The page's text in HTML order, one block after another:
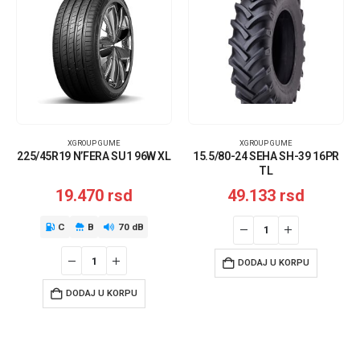
XGROUP GUME
225/45R19 N’FERA SU1 96W XL
19.470 rsd
C B 70 dB
DODAJ U KORPU
XGROUP GUME
15.5/80-24 SEHA SH-39 16PR
TL
49.133 rsd
DODAJ U KORPU